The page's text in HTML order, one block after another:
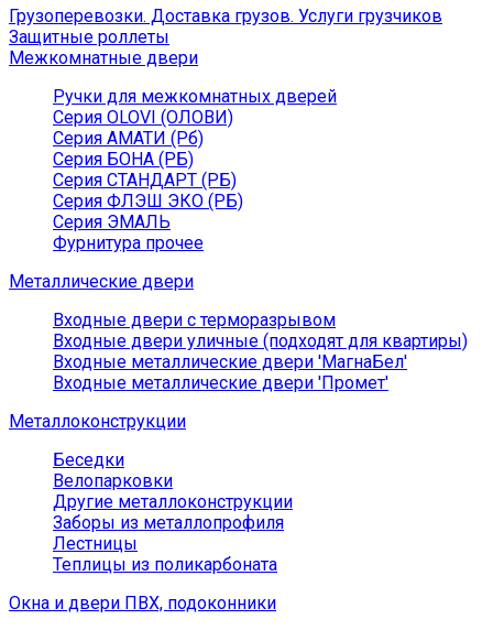
Грузоперевозки. Доставка грузов. Услуги грузчиков
Защитные роллеты
Межкомнатные двери
Ручки для межкомнатных дверей
Серия OLOVI (ОЛОВИ)
Серия АМАТИ (Рб)
Серия БОНА (РБ)
Серия СТАНДАРТ (РБ)
Серия ФЛЭШ ЭКО (РБ)
Серия ЭМАЛЬ
Фурнитура прочее
Металлические двери
Входные двери с терморазрывом
Входные двери уличные (подходят для квартиры)
Входные металлические двери 'МагнаБел'
Входные металлические двери 'Промет'
Металлоконструкции
Беседки
Велопарковки
Другие металлоконструкции
Заборы из металлопрофиля
Лестницы
Теплицы из поликарбоната
Окна и двери ПВХ, подоконники